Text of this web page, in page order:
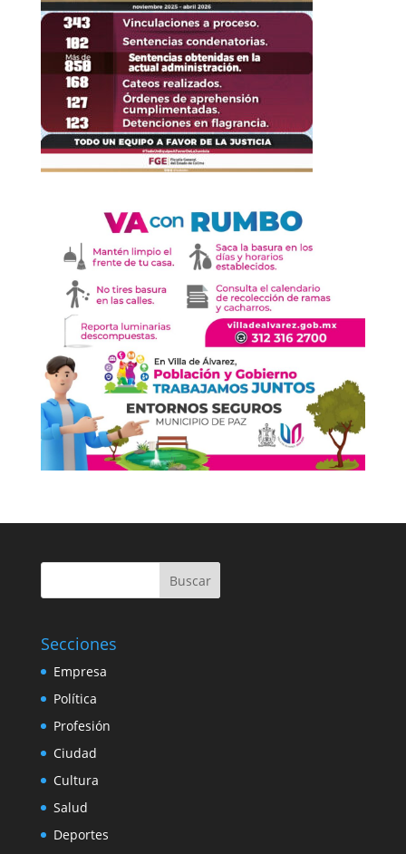
Buscar
Secciones
Empresa
Política
Profesión
Ciudad
Cultura
Salud
Deportes